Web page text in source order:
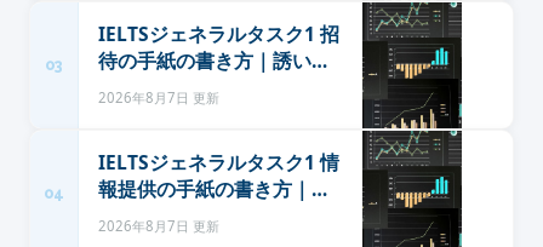
03
IELTSジェネラルタスク1 招
待の手紙の書き方｜誘いと
必要な情報を両立させる型
と定型表現
2026年8月7日 更新
04
IELTSジェネラルタスク1 情
報提供の手紙の書き方｜順
序立てて説明する型と定型
2026年8月7日 更新